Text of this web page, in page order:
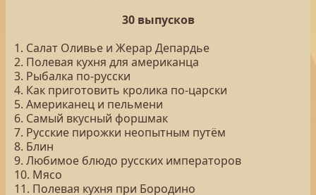
30 выпусков
1. Салат Оливье и Жерар Депардье
2. Полевая кухня для американца
3. Рыбалка по-русски
4. Как приготовить кролика по-царски
5. Американец и пельмени
6. Самый вкусный форшмак
7. Русские пирожки неопытным путём
8. Блин
9. Любимое блюдо русских императоров
10. Мясо
11. Полевая кухня при Бородино